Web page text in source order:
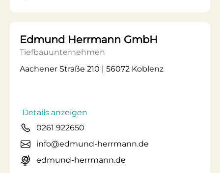
Edmund Herrmann GmbH
Tiefbauunternehmen
Aachener Straße 210 | 56072 Koblenz
Details anzeigen
0261 922650
info@edmund-herrmann.de
edmund-herrmann.de